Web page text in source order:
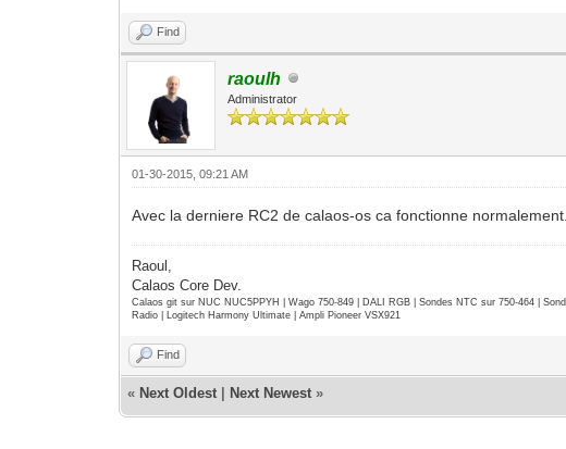
Find
raoulh
Administrator
01-30-2015, 09:21 AM
Avec la derniere RC2 de calaos-os ca fonctionne
Raoul,
Calaos Core Dev.
Calaos git sur NUC NUC5PPYH | Wago 750-849 | DALI RGB | Sondes NTC sur 750-464 |
Radio | Logitech Harmony Ultimate | Ampli Pioneer VSX921
Find
« Next Oldest Next Newest »